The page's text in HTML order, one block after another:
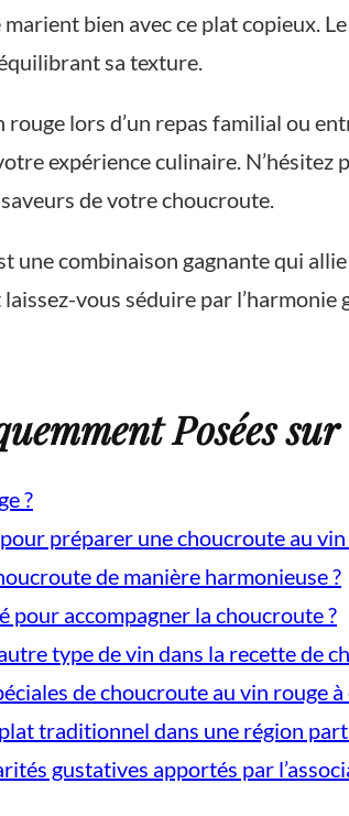
bien avec ce plat copieux.
sa texture.
lors d’un repas familial ou
expérience culinaire.
de votre choucroute.
une combinaison gagnante qui
vous séduire par l’harmonie
Posées
?
préparer une choucroute au vin
de manière harmonieuse ?
pour accompagner la choucroute ?
type de vin dans la recette de
de choucroute au vin rouge à
traditionnel dans une région
gustatives apportés par